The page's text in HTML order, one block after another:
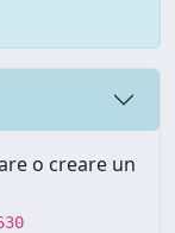
o creare un